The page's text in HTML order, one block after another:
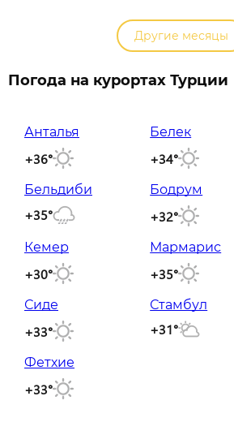
Другие месяцы
Погода на курортах Турции
Анталья
+36°
Белек
+34°
Бельдиби
+35°
Бодрум
+32°
Кемер
+30°
Мармарис
+35°
Сиде
+33°
Стамбул
+31°
Фетхие
+33°